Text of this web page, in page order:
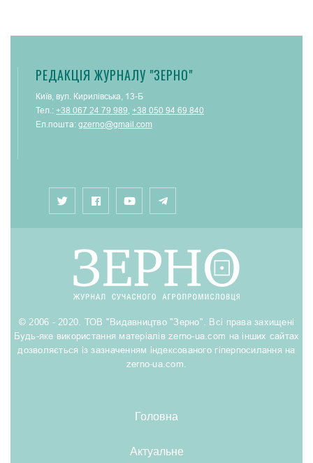
РЕДАКЦІЯ ЖУРНАЛУ "ЗЕРНО"
Київ, вул. Кирилівська, 13-Б
Тел.: +38 067 24 79 989 +38 050 94 69 840
Ел.пошта: gzerno@gmail.com
© 2006 - 2020. ТОВ "Видавництво "Зерно". Всі права захищені
Будь-яке використання матеріалів zerno-ua.com на інших сайтах
дозволяється із зазначенням індексованого гіперпосилання на
zerno-ua.com.
Головна
Актуальне